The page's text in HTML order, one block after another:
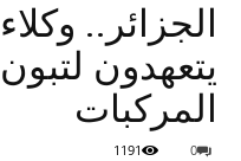
الجزائر..
يتعهدون
المركبات
0
1191